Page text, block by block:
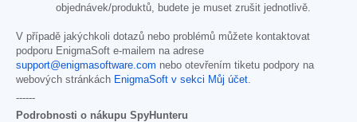
objednávek/produktů, budete je muset zrušit jednotlivě.
V případě jakýchkoli dotazů nebo problémů můžete kontaktovat
podporu EnigmaSoft e-mailem na adrese
support@enigmasoftware.com nebo otevřením tiketu podpory na
webových stránkách EnigmaSoft v sekci Můj účet.
------
Podrobnosti o nákupu SpyHunteru